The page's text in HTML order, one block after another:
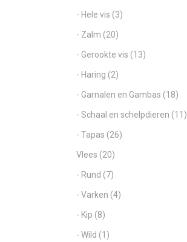
- Hele vis (3)
- Zalm (20)
- Gerookte vis (13)
- Haring (2)
- Garnalen en Gambas (18)
- Schaal en schelpdieren (11)
- Tapas (26)
Vlees (20)
- Rund (7)
- Varken (4)
- Kip (8)
- Wild (1)